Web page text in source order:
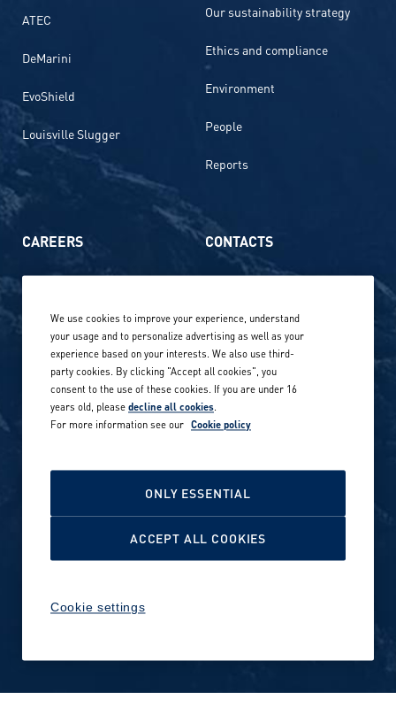
ATEC
DeMarini
EvoShield
Louisville Slugger
Our sustainability strategy
Ethics and compliance
Environment
People
Reports
CAREERS
Our locations globally
Career stories
Careers in sports
Reports and releases 2016–
CONTACTS
Privacy Policy
Site terms
Cookie Policy
We use cookies to improve your experience, understand
your usage and to personalize advertising as well as your
experience based on your interests. We also use third-
party cookies. By clicking "Accept all cookies", you
consent to the use of these cookies. If you are under 16
years old, pleasedecline all cookies.
For more information see our Cookie policy
Cookie settings
ONLY ESSENTIAL
ACCEPT ALL COOKIES